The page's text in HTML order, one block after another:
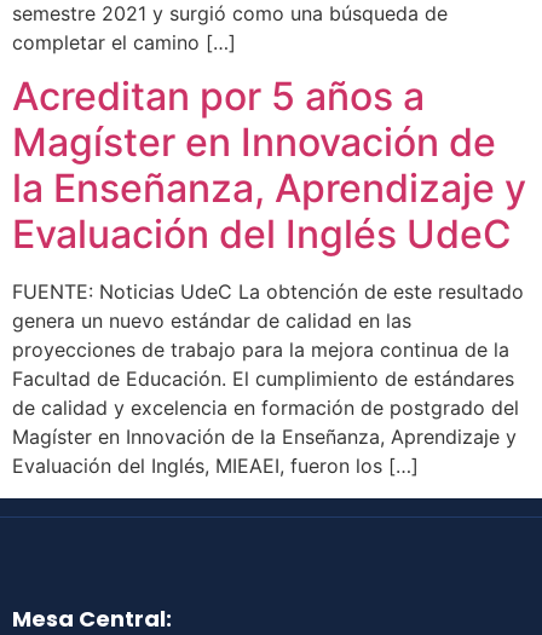
semestre 2021 y surgió como una búsqueda de
completar el camino […]
Acreditan por 5 años a
Magíster en Innovación de
la Enseñanza, Aprendizaje y
Evaluación del Inglés UdeC
FUENTE: Noticias UdeC La obtención de este resultado
genera un nuevo estándar de calidad en las
proyecciones de trabajo para la mejora continua de la
Facultad de Educación. El cumplimiento de estándares
de calidad y excelencia en formación de postgrado del
Magíster en Innovación de la Enseñanza, Aprendizaje y
Evaluación del Inglés, MIEAEI, fueron los […]
Mesa Central: